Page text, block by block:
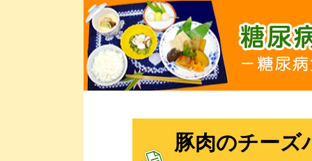
豚肉のチー